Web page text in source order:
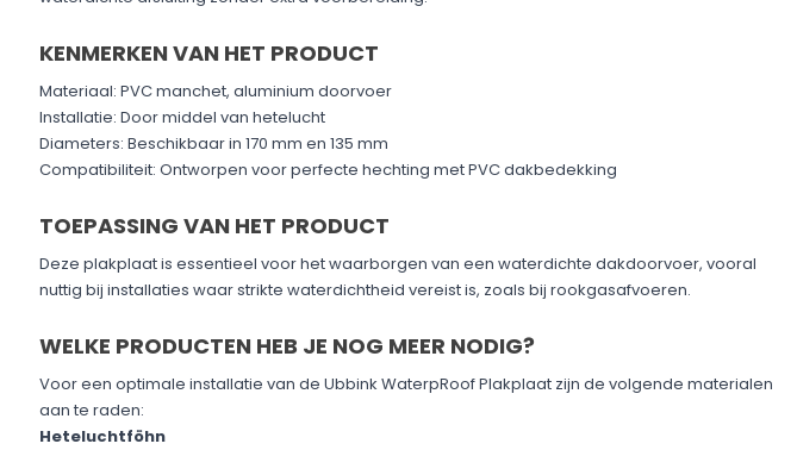
KENMERKEN VAN HET PRODUCT
Materiaal: PVC manchet, aluminium doorvoer
Installatie: Door middel van hetelucht
Diameters: Beschikbaar in 170 mm en 135 mm
Compatibiliteit: Ontworpen voor perfecte hechting met PVC dakbedekking
TOEPASSING VAN HET PRODUCT
Deze plakplaat is essentieel voor het waarborgen van een waterdichte dakdoorvoer, vooral
nuttig bij installaties waar strikte waterdichtheid vereist is, zoals bij rookgasafvoeren.
WELKE PRODUCTEN HEB JE NOG MEER NODIG?
Voor een optimale installatie van de Ubbink WaterpRoof Plakplaat zijn de volgende materialen
aan te raden:
Heteluchtföhn